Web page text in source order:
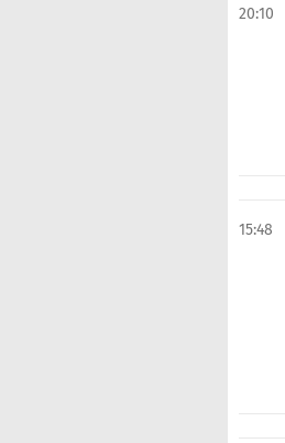
20:10
15:48